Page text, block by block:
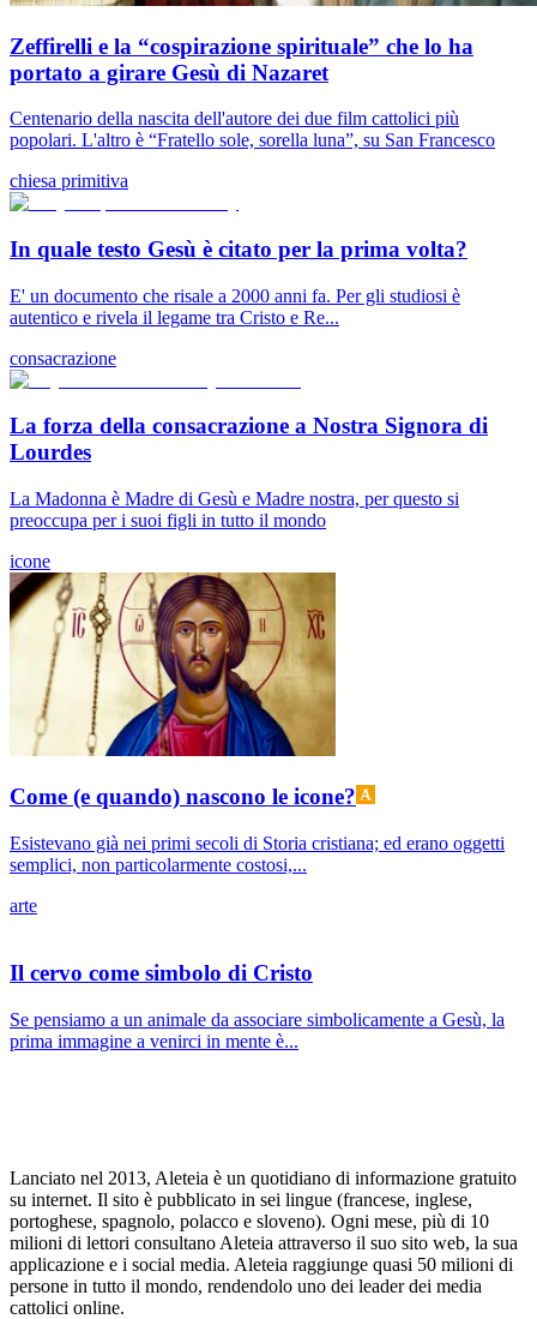
Zeffirelli e la “cospirazione spirituale” che lo ha
portato a girare Gesù di Nazaret
Centenario della nascita dell'autore dei due film cattolici più
popolari. L'altro è “Fratello sole, sorella luna”, su San Francesco
chiesa primitiva
In quale testo Gesù è citato per la prima volta?
E' un documento che risale a 2000 anni fa. Per gli studiosi è
autentico e rivela il legame tra Cristo e Re...
consacrazione
La forza della consacrazione a Nostra Signora di
Lourdes
La Madonna è Madre di Gesù e Madre nostra, per questo si
preoccupa per i suoi figli in tutto il mondo
icone
Come (e quando) nascono le icone?
Esistevano già nei primi secoli di Storia cristiana; ed erano oggetti
semplici, non particolarmente costosi,...
arte
Il cervo come simbolo di Cristo
Se pensiamo a un animale da associare simbolicamente a Gesù, la
prima immagine a venirci in mente è...
Lanciato nel 2013, Aleteia è un quotidiano di informazione gratuito
su internet. Il sito è pubblicato in sei lingue (francese, inglese,
portoghese, spagnolo, polacco e sloveno). Ogni mese, più di 10
milioni di lettori consultano Aleteia attraverso il suo sito web, la sua
applicazione e i social media. Aleteia raggiunge quasi 50 milioni di
persone in tutto il mondo, rendendolo uno dei leader dei media
cattolici online.